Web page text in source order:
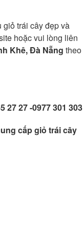
trái cây đẹp và
hoặc vui lòng liên
Khê, Đà Nẵng theo
27 27 -0977 301 303
cấp giỏ trái cây